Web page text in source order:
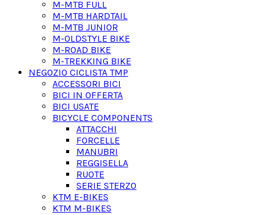
M-MTB FULL
M-MTB HARDTAIL
M-MTB JUNIOR
M-OLDSTYLE BIKE
M-ROAD BIKE
M-TREKKING BIKE
NEGOZIO CICLISTA TMP
ACCESSORI BICI
BICI IN OFFERTA
BICI USATE
BICYCLE COMPONENTS
ATTACCHI
FORCELLE
MANUBRI
REGGISELLA
RUOTE
SERIE STERZO
KTM E-BIKES
KTM M-BIKES